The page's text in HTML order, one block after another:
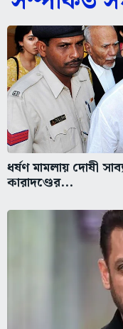
ধর্ষণ মামলায় দোষী
কারাদণ্ডের...